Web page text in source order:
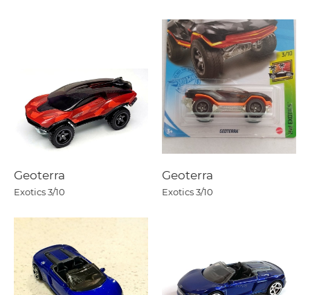
Geoterra
Exotics3/10
Geoterra
Exotics3/10